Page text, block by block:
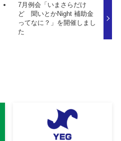
7月例会「いまさらだけ
ど 聞いとかNight 補助金
ってなに？」を開催しまし
た